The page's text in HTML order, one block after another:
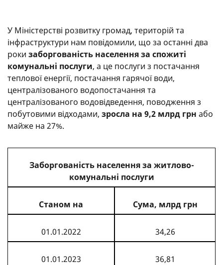
У Міністерстві розвитку громад, територій та
інфраструктури нам повідомили, що за останні два
роки заборгованість населення за спожиті
комунальні послуги, а це послуги з постачання
теплової енергії, постачання гарячої води,
централізованого водопостачання та
централізованого водовідведення, поводження з
побутовими відходами, зросла на 9,2 млрд грн або
майже на 27%.
Заборгованість населення за житлово-
комунальні послуги
Станом на Сума, млрд грн
01.01.2022 34,26
01.01.2023 36,81